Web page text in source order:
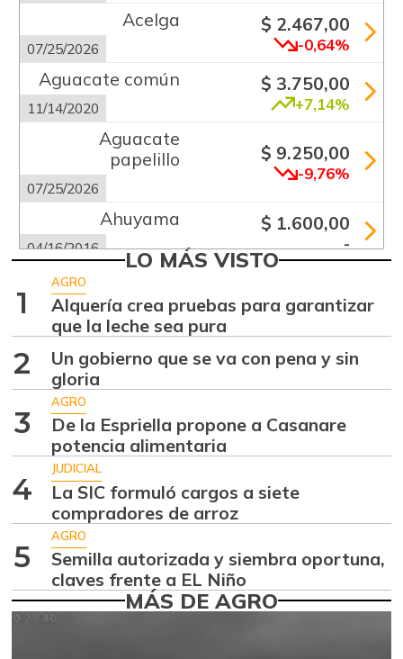
Acelga
07/25/2026
$ 2.467,00
-0,64%
Aguacate común
11/14/2020
$ 3.750,00
+7,14%
Aguacate
papelillo
07/25/2026
$ 9.250,00
-9,76%
Ahuyama
04/16/2016
$ 1.600,00
-
07/25/2026 +0,64%
Ajo
07/25/2026
$ 6.333,00
-7,32%
Alas de pollo sin
costillar
07/25/2026
-
07/25/2026
$ 3.567,00
+4,91%
amarilla
07/25/2026
$ 5.117,00
+14,14%
Arroz
LO MÁS VISTO
1
AGRO
Alquería crea pruebas para garantizar
que la leche sea pura
2
Un gobierno que se va con pena y sin
gloria
3
AGRO
De la Espriella propone a Casanare
potencia alimentaria
4
JUDICIAL
La SIC formuló cargos a siete
compradores de arroz
5
AGRO
Semilla autorizada y siembra oportuna,
claves frente a EL Niño
MÁS DE AGRO